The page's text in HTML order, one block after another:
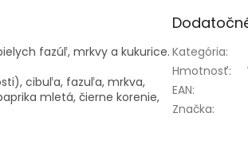
fazúľ, mrkvy a kukurice.
cibuľa, fazuľa, mrkva,
mletá, čierne korenie,
Kategória:
Hmotnosť:
EAN:
Značka: